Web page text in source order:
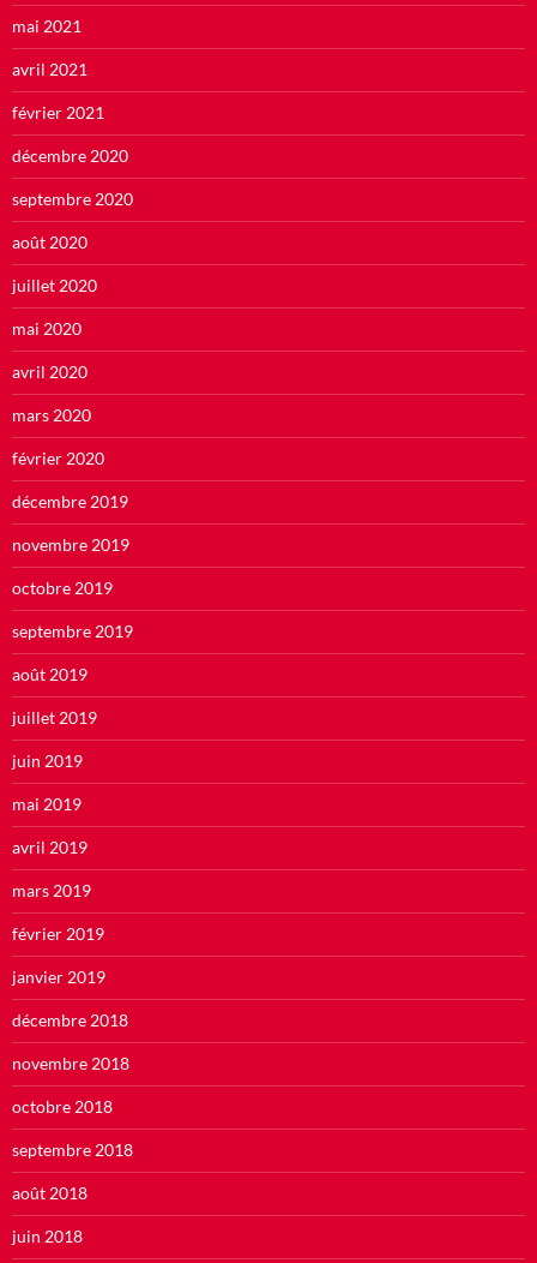
mai 2021
avril 2021
février 2021
décembre 2020
septembre 2020
août 2020
juillet 2020
mai 2020
avril 2020
mars 2020
février 2020
décembre 2019
novembre 2019
octobre 2019
septembre 2019
août 2019
juillet 2019
juin 2019
mai 2019
avril 2019
mars 2019
février 2019
janvier 2019
décembre 2018
novembre 2018
octobre 2018
septembre 2018
août 2018
juin 2018